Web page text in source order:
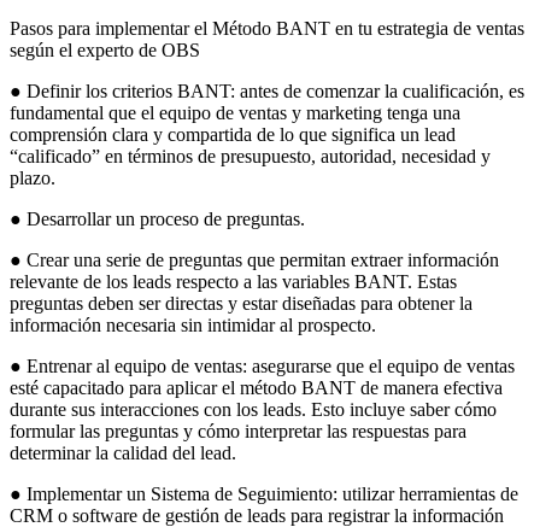
Pasos para implementar el Método BANT en tu estrategia de ventas
según el experto de OBS
● Definir los criterios BANT: antes de comenzar la cualificación, es
fundamental que el equipo de ventas y marketing tenga una
comprensión clara y compartida de lo que significa un lead
“calificado” en términos de presupuesto, autoridad, necesidad y
plazo.
● Desarrollar un proceso de preguntas.
● Crear una serie de preguntas que permitan extraer información
relevante de los leads respecto a las variables BANT. Estas
preguntas deben ser directas y estar diseñadas para obtener la
información necesaria sin intimidar al prospecto.
● Entrenar al equipo de ventas: asegurarse que el equipo de ventas
esté capacitado para aplicar el método BANT de manera efectiva
durante sus interacciones con los leads. Esto incluye saber cómo
formular las preguntas y cómo interpretar las respuestas para
determinar la calidad del lead.
● Implementar un Sistema de Seguimiento: utilizar herramientas de
CRM o software de gestión de leads para registrar la información